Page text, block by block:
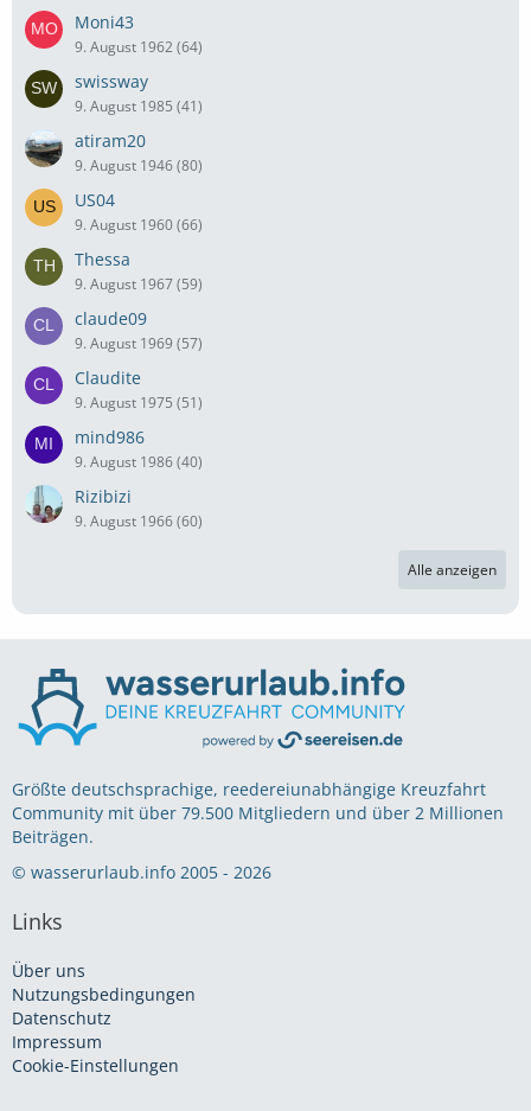
Moni43
9. August 1962 (64)
swissway
9. August 1985 (41)
atiram20
9. August 1946 (80)
US04
9. August 1960 (66)
Thessa
9. August 1967 (59)
claude09
9. August 1969 (57)
Claudite
9. August 1975 (51)
mind986
9. August 1986 (40)
Rizibizi
9. August 1966 (60)
Alle anzeigen
Größte deutschsprachige, reedereiunabhängige Kreuzfahrt
Community mit über 79.500 Mitgliedern und über 2 Millionen
Beiträgen.
© wasserurlaub.info 2005 - 2026
Links
Über uns
Nutzungsbedingungen
Datenschutz
Impressum
Cookie-Einstellungen